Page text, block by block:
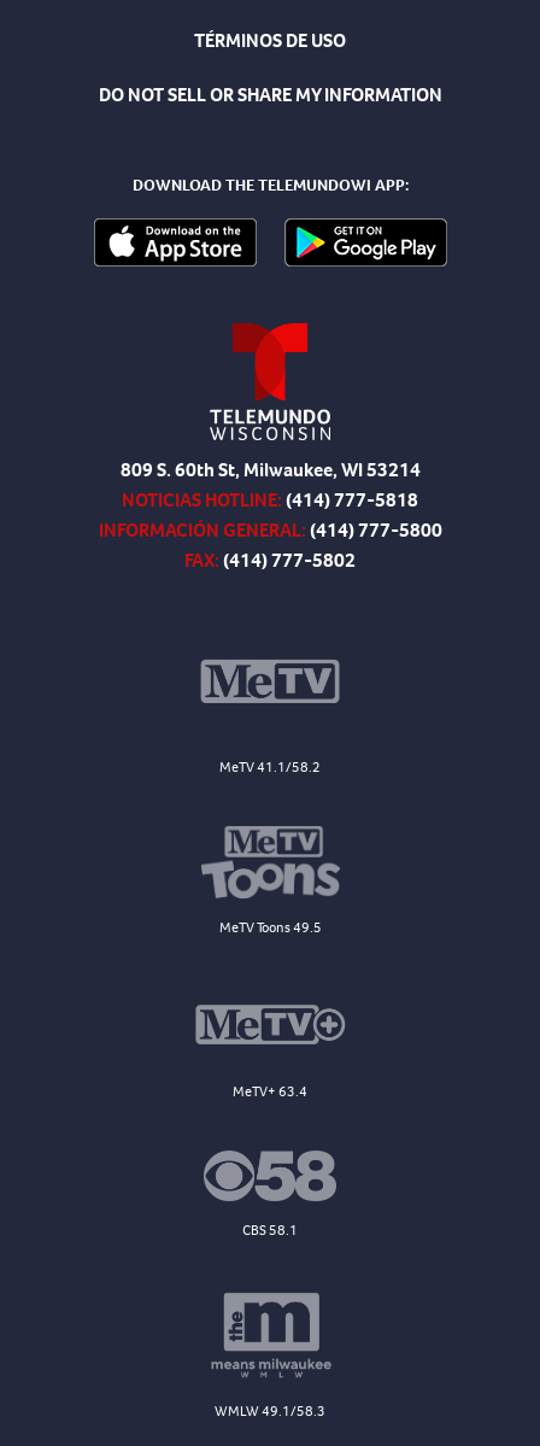
TÉRMINOS DE USO
DO NOT SELL OR SHARE MY INFORMATION
DOWNLOAD THE TELEMUNDOWI APP:
809 S. 60th St, Milwaukee, WI 53214
NOTICIAS HOTLINE:(414) 777-5818
INFORMACIÓN GENERAL:(414) 777-5800
FAX:(414) 777-5802
MeTV 41.1/58.2
MeTV Toons 49.5
MeTV+ 63.4
CBS 58.1
WMLW 49.1/58.3